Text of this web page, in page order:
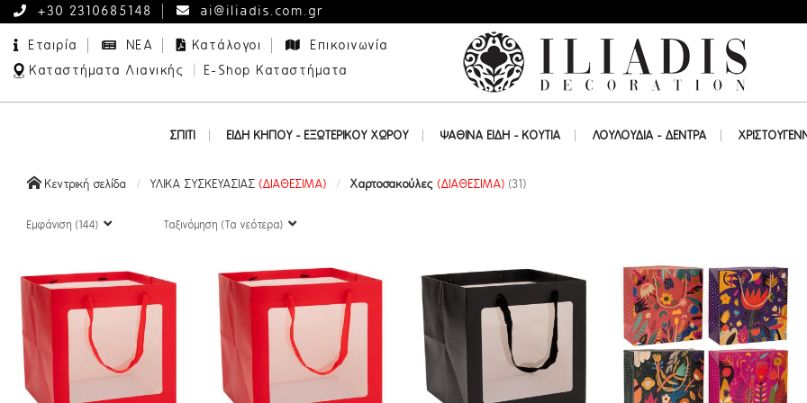
+30 2310685148 ai@iliadis.com.gr
Εταιρία ΝΕΑ Κατάλογοι
Επικοινωνία
Καταστήματα Λιανικής
E-Shop Καταστήματα
ΣΠΙΤΙ ΕΙΔΗ ΚΗΠΟΥ - ΕΞΩΤΕΡΙΚΟΥ ΧΩΡΟΥ ΨΑΘΙΝΑ ΕΙΔΗ - ΚΟΥΤΙΑ ΛΟΥΛΟΥΔΙΑ - ΔΕΝΤΡΑ
Κεντρική σελίδα ΥΛΙΚΑ ΣΥΣΚΕΥΑΣΙΑΣ (ΔΙΑΘΕΣΙΜΑ) Χαρτοσακούλες (ΔΙΑΘΕΣΙΜΑ) (31)
Εμφάνιση (144) Ταξινόμηση (Τα νεότερα)